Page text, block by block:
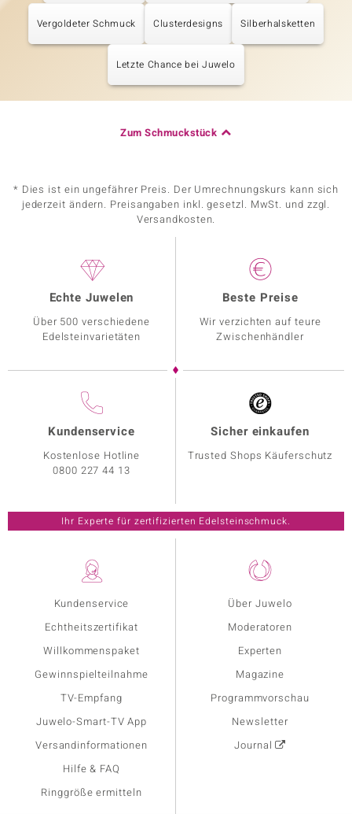
Vergoldeter Schmuck Clusterdesigns Silberhalsketten
Letzte Chance bei Juwelo
Zum Schmuckstück
* Dies ist ein ungefährer Preis. Der Umrechnungskurs kann sich
jederzeit ändern. Preisangaben inkl. gesetzl. MwSt. und zzgl.
Versandkosten.
Kundenservice
Echtheitszertifikat
Willkommenspaket
Gewinnspielteilnahme
TV-Empfang
Juwelo-Smart-TV App
Versandinformationen
Hilfe & FAQ
Ringgröße ermitteln
Über Juwelo
Moderatoren
Experten
Magazine
Programmvorschau
Newsletter
Journal
Echte Juwelen
Über 500 verschiedene
Edelsteinvarietäten
Beste Preise
Wir verzichten auf teure
Zwischenhändler
Kundenservice
Kostenlose Hotline
0800 227 44 13
Sicher einkaufen
Trusted Shops Käuferschutz
Ihr Experte für zertifizierten Edelsteinschmuck.